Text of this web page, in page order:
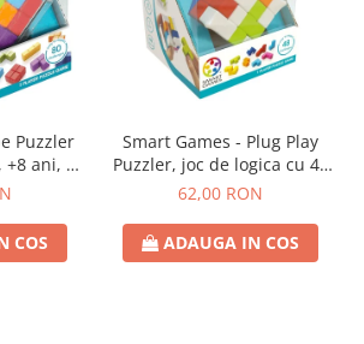
Puzzler
+8 ani, lb
COS
Smart Games - Plug Play
Puzzler, joc de logica cu 48
de provocari, 6+ ani, lb
62,00 RON
ADAUGA IN COS